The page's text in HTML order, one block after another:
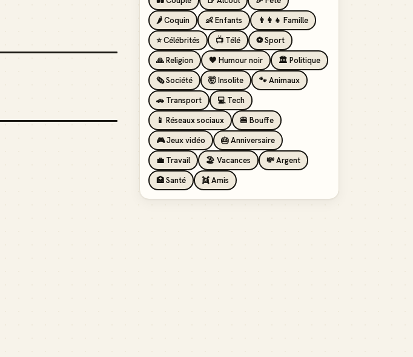
🌶️ Coquin
👶 Enfants
👨‍👩‍👧 Famille
⭐ Célébrités
📺 Télé
⚽ Sport
🙏 Religion
🖤 Humour noir
🏛️ Politique
🗞️ Société
🤯 Insolite
🐾 Animaux
🚗 Transport
💻 Tech
📱 Réseaux sociaux
🍔 Bouffe
🎮 Jeux vidéo
🎂 Anniversaire
💼 Travail
🏖️ Vacances
💸 Argent
🏥 Santé
👯 Amis